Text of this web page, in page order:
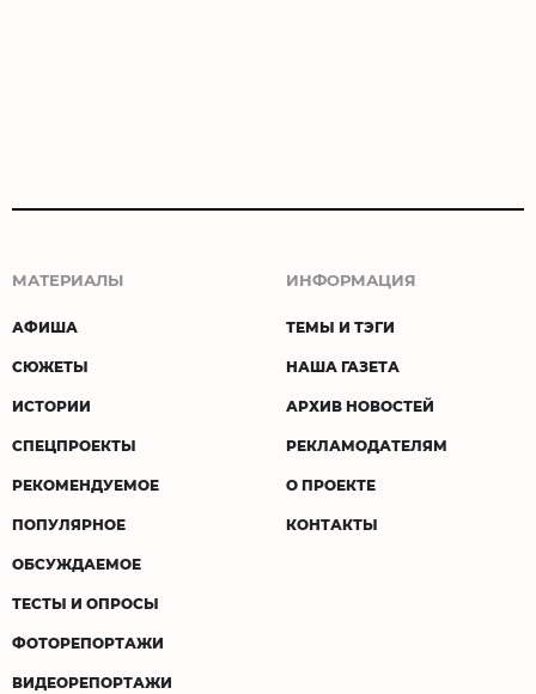
МАТЕРИАЛЫ
АФИША
СЮЖЕТЫ
ИСТОРИИ
СПЕЦПРОЕКТЫ
РЕКОМЕНДУЕМОЕ
ПОПУЛЯРНОЕ
ОБСУЖДАЕМОЕ
ТЕСТЫ И ОПРОСЫ
ФОТОРЕПОРТАЖИ
ВИДЕОРЕПОРТАЖИ
ИНФОРМАЦИЯ
ТЕМЫ И ТЭГИ
НАША ГАЗЕТА
АРХИВ НОВОСТЕЙ
РЕКЛАМОДАТЕЛЯМ
О ПРОЕКТЕ
КОНТАКТЫ